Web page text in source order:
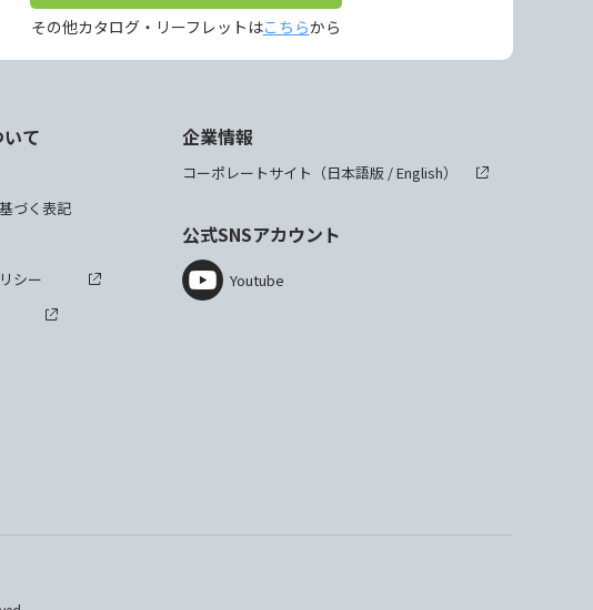
その他カタログ・リーフレットはこちらから
て
づく表記
シー
企業情報
コーポレートサイト（日本語版 /English）
公式SNSアカウント
Youtube